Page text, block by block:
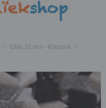
› Glas 10 mm - Klassiek
›